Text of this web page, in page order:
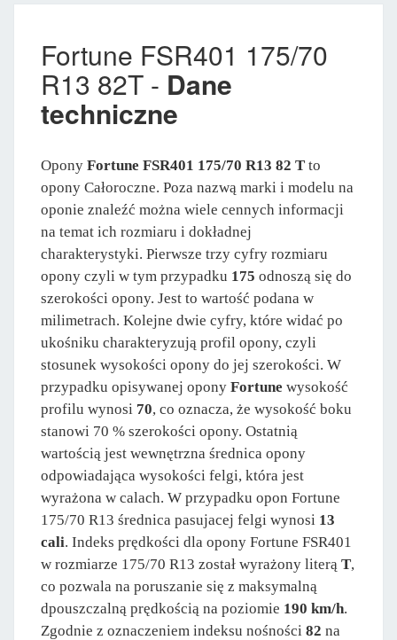
Fortune FSR401 175/70
R13 82T - Dane
techniczne
Opony Fortune FSR401 175/70 R13 82 T to
opony Całoroczne. Poza nazwą marki i modelu na
oponie znaleźć można wiele cennych informacji
na temat ich rozmiaru i dokładnej
charakterystyki. Pierwsze trzy cyfry rozmiaru
opony czyli w tym przypadku 175 odnoszą się do
szerokości opony. Jest to wartość podana w
milimetrach. Kolejne dwie cyfry, które widać po
ukośniku charakteryzują profil opony, czyli
stosunek wysokości opony do jej szerokości. W
przypadku opisywanej opony Fortune wysokość
profilu wynosi 70, co oznacza, że wysokość boku
stanowi 70 % szerokości opony. Ostatnią
wartością jest wewnętrzna średnica opony
odpowiadająca wysokości felgi, która jest
wyrażona w calach. W przypadku opon Fortune
175/70 R13 średnica pasujacej felgi wynosi 13
cali. Indeks prędkości dla opony Fortune FSR401
w rozmiarze 175/70 R13 został wyrażony literą T,
co pozwala na poruszanie się z maksymalną
dpouszczalną prędkością na poziomie 190 km/h.
Zgodnie z oznaczeniem indeksu nośności 82 na